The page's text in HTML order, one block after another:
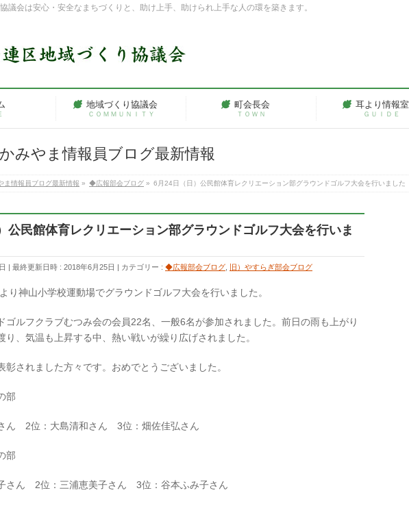
議会は安心・安全なまちづくりと、助け上手、助けられ上手な人の環を築きます。
地域づくり協議会
ＣＯＭＭＵＮＩＴＹ
町会長会
ＴＯＷＮ
耳より情報室
ＧＵＩＤＥ
みやま情報員ブログ最新情報
ま情報員ブログ最新情報 » ◆広報部会ブログ » 6月24日（日）公民館体育レクリエーション部グラウンドゴルフ大会を行いました
公民館体育レクリエーション部グラウンドゴルフ大会を行いま
最終更新日時 : 2018年6月25日 カテゴリー : ◆広報部会ブログ 旧）やすらぎ部会ブログ
り神山小学校運動場でグラウンドゴルフ大会を行いました。
ゴルフクラブむつみ会の会員22名、一般6名が参加されました。前日の雨も上がり
り、気温も上昇する中、熱い戦いが繰り広げされました。
彰されました方々です。おめでとうございました。
部
ん 2位：大島清和さん 3位：畑佐佳弘さん
部
さん 2位：三浦恵美子さん 3位：谷本ふみ子さん